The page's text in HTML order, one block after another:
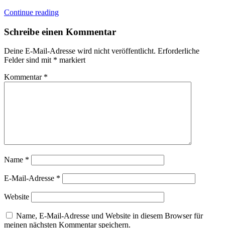
Continue reading
Schreibe einen Kommentar
Deine E-Mail-Adresse wird nicht veröffentlicht. Erforderliche
Felder sind mit * markiert
Kommentar *
Name *
E-Mail-Adresse *
Website
Name, E-Mail-Adresse und Website in diesem Browser für
meinen nächsten Kommentar speichern.